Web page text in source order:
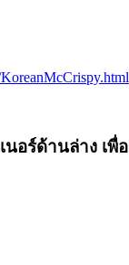
อร์ด้านล่าง เพื่